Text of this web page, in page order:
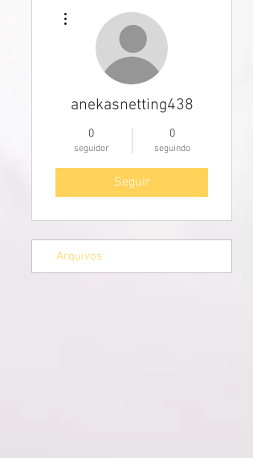
anekasnetting438
0
seguidor
0
seguindo
Seguir
Arquivos